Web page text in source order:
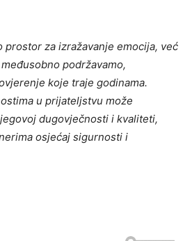
za izražavanje emocija, već
podržavamo,
koje traje godinama.
u prijateljstvu može
dugovječnosti i kvaliteti,
osjećaj sigurnosti i